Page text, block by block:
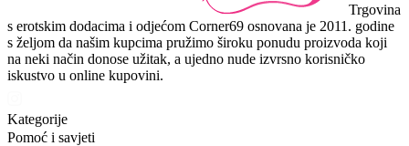
Trgovina
s erotskim dodacima i odjećom Corner69 osnovana je 2011. godine
s željom da našim kupcima pružimo široku ponudu proizvoda koji
na neki način donose užitak, a ujedno nude izvrsno korisničko
iskustvo u online kupovini.
Kategorije
Pomoć i savjeti